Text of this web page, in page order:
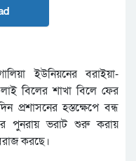
ইউনিয়নের বরাইয়া-
বিলের শাখা বিলে ফের
প্রশাসনের হস্তক্ষেপে বন্ধ
পুনরায় ভরাট শুরু করায়
করছে।